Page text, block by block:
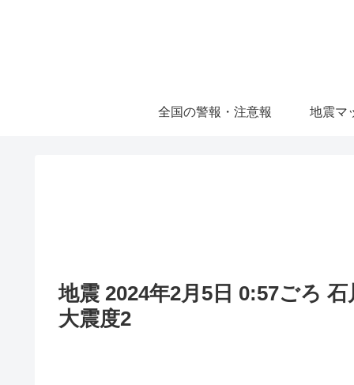
全国の警報・注意報 地震マ
地震 2024年2月5日 0:57ごろ
大震度2